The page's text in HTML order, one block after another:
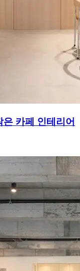
카페 인테리어